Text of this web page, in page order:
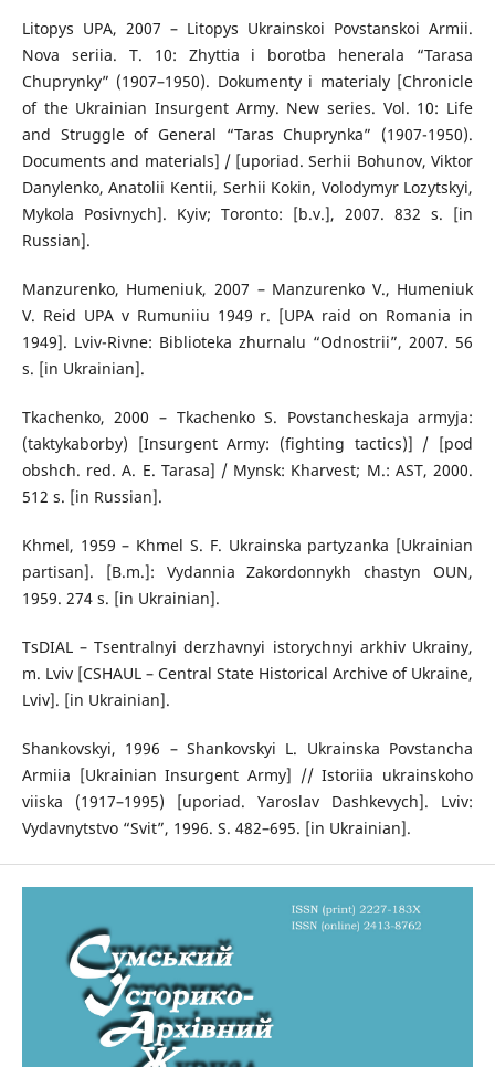
Litopys UPA, 2007 – Litopys Ukrainskoi Povstanskoi Armii.
Nova seriia. T. 10: Zhyttia i borotba henerala “Tarasa
Chuprynky” (1907–1950). Dokumenty i materialy [Chronicle
of the Ukrainian Insurgent Army. New series. Vol. 10: Life
and Struggle of General “Taras Chuprynka” (1907-1950).
Documents and materials] / [uporiad. Serhii Bohunov, Viktor
Danylenko, Anatolii Kentii, Serhii Kokin, Volodymyr Lozytskyi,
Mykola Posivnych]. Kyiv; Toronto: [b.v.], 2007. 832 s. [in
Russian].
Manzurenko, Humeniuk, 2007 – Manzurenko V., Humeniuk
V. Reid UPA v Rumuniiu 1949 r. [UPA raid on Romania in
1949]. Lviv-Rivne: Biblioteka zhurnalu “Odnostrii”, 2007. 56
s. [in Ukrainian].
Tkachenko, 2000 – Tkachenko S. Povstancheskaja armyja:
(taktykaborby) [Insurgent Army: (fighting tactics)] / [pod
obshch. red. A. E. Tarasa] / Mynsk: Kharvest; M.: AST, 2000.
512 s. [in Russian].
Khmel, 1959 – Khmel S. F. Ukrainska partyzanka [Ukrainian
partisan]. [B.m.]: Vydannia Zakordonnykh chastyn OUN,
1959. 274 s. [in Ukrainian].
TsDIAL – Tsentralnyi derzhavnyi istorychnyi arkhiv Ukrainy,
m. Lviv [CSHAUL – Central State Historical Archive of Ukraine,
Lviv]. [in Ukrainian].
Shankovskyi, 1996 – Shankovskyi L. Ukrainska Povstancha
Armiia [Ukrainian Insurgent Army] // Istoriia ukrainskoho
viiska (1917–1995) [uporiad. Yaroslav Dashkevych]. Lviv:
Vydavnytstvo “Svit”, 1996. S. 482–695. [in Ukrainian].